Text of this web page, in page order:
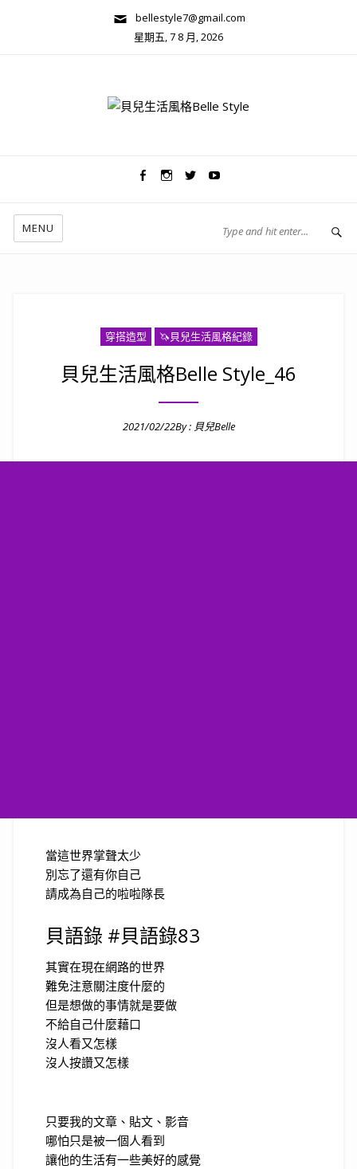
bellestyle7@gmail.com
星期五, 7 8 月, 2026
MENU
穿搭造型 🦄️貝兒生活風格紀錄
貝兒生活風格Belle Style_46
2021/02/22By : 貝兒Belle
當這世界掌聲太少
別忘了還有你自己
請成為自己的啦啦隊長
貝語錄 #貝語錄83
其實在現在網路的世界
難免注意關注度什麼的
但是想做的事情就是要做
不給自己什麼藉口
沒人看又怎樣
沒人按讚又怎樣
只要我的文章、貼文、影音
哪怕只是被一個人看到
讓他的生活有一些美好的感覺